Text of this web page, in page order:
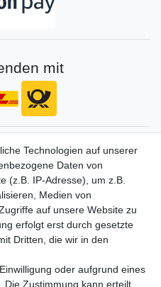
mit
auf dem Laufenden
NACHNAME
gelesen habe. Meine
Technologien auf unserer
Daten von
(z.B. IP-Adresse), um z.B.
Medien von
auf unsere Website zu
erfolgt erst durch gesetzte
Dritten, die wir in den
oder aufgrund eines
Die Zustimmung kann erteilt